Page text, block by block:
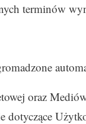
terminów
oraz
dotyczące